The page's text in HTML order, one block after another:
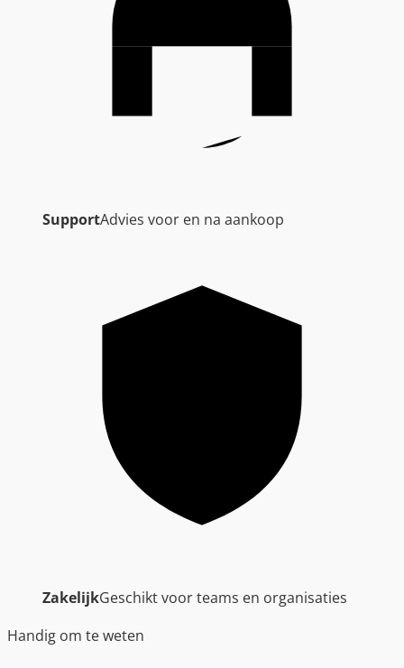
SupportAdvies voor en na aankoop
ZakelijkGeschikt voor teams en organisaties
Handig om te weten